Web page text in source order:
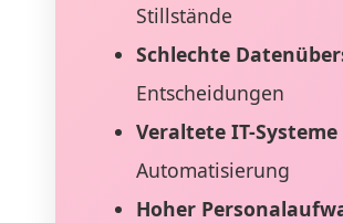
Stillstände
Schlechte
Entscheidungen
Veraltete IT-Systeme
Automatisierung
Hoher